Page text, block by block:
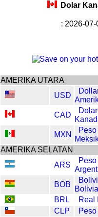
Dolar
: 2026-
AMERIKA UTARA
USD
CAD
Dolar
MXN
Peso
AMERIKA SELATAN
ARS
Peso
BOB
BRL
Real
CLP